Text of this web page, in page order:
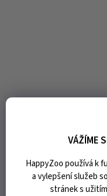
VÁŽÍME
HappyZoo používá k
a vylepšení služeb
stránek s